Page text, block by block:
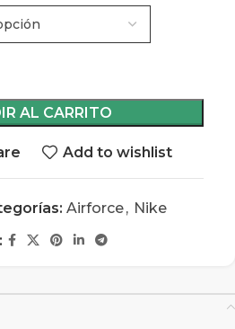
AL CARRITO
Add to wishlist
Airforce, Nike